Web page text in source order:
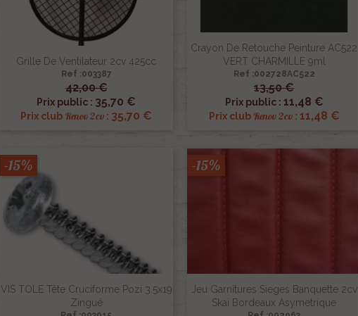
Grille De Ventilateur 2cv 425cc
Ref :003387
42,00 €
Prix public : 35,70 €
Prix club Renov 2cv : 35,70 €
 Aperçu rapide
Crayon De Retouche Peinture AC522
VERT CHARMILLE 9ml
Ref :002728AC522
13,50 €
Prix public : 11,48 €
Prix club Renov 2cv: 11,48 €
 Aperçu rapide
VIS TOLE Tête Cruciforme Pozi 3.5x19
Zingué
-15%
Jeu Garnitures Sieges Banquette 2cv
Skai Bordeaux Asymetrique
-15%